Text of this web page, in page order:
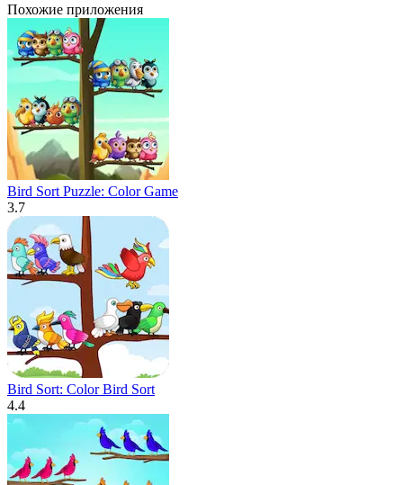
Похожие приложения
Bird Sort Puzzle: Color Game
3.7
Bird Sort: Color Bird Sort
4.4